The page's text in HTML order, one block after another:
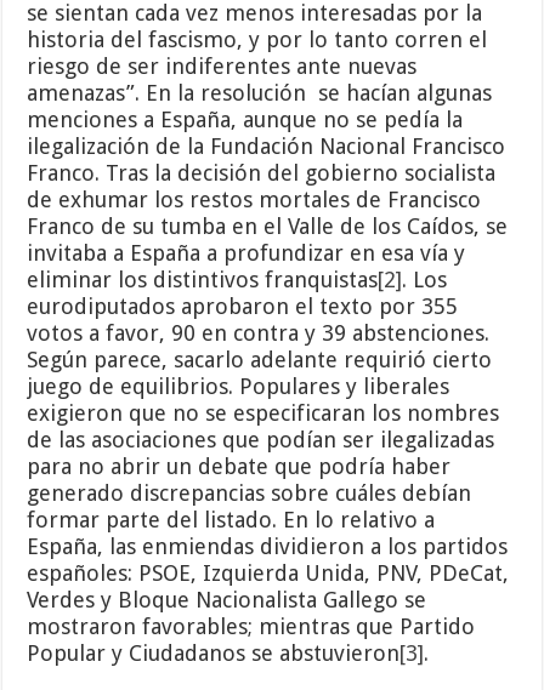
se sientan cada vez menos interesadas por la
historia del fascismo, y por lo tanto corren el
riesgo de ser indiferentes ante nuevas
amenazas”. En la resolución se hacían algunas
menciones a España, aunque no se pedía la
ilegalización de la Fundación Nacional Francisco
Franco. Tras la decisión del gobierno socialista
de exhumar los restos mortales de Francisco
Franco de su tumba en el Valle de los Caídos, se
invitaba a España a profundizar en esa vía y
eliminar los distintivos franquistas[2]. Los
eurodiputados aprobaron el texto por 355
votos a favor, 90 en contra y 39 abstenciones.
Según parece, sacarlo adelante requirió cierto
juego de equilibrios. Populares y liberales
exigieron que no se especificaran los nombres
de las asociaciones que podían ser ilegalizadas
para no abrir un debate que podría haber
generado discrepancias sobre cuáles debían
formar parte del listado. En lo relativo a
España, las enmiendas dividieron a los partidos
españoles: PSOE, Izquierda Unida, PNV, PDeCat,
Verdes y Bloque Nacionalista Gallego se
mostraron favorables; mientras que Partido
Popular y Ciudadanos se abstuvieron[3].